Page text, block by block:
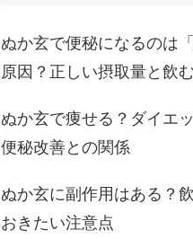
ぬか玄で便秘になるのは
原因？正しい摂取量と飲
ぬか玄で痩せる？ダイエ
便秘改善との関係
ぬか玄に副作用はある？
おきたい注意点